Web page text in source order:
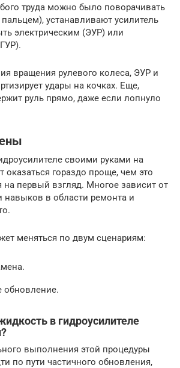
труда можно было поворачивать
устанавливают усилитель
электрическим (ЭУР) или
вращения рулевого колеса, ЭУР и
удары на кочках. Еще,
руль прямо, даже если лопнуло
своими руками на
гораздо проще, чем это
на первый взгляд. Многое зависит от
навыков в области ремонта и
меняться по двум сценариям:
обновление.
в гидроусилителе
выполнения этой процедуры
по пути частичного обновления,